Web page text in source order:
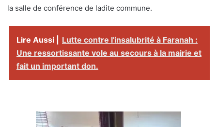
la salle de conférence de ladite commune.
Lire Aussi |
Lutte contre l'insalubrité à Faranah :
Une ressortissante vole au secours à la mairie et
fait un important don.